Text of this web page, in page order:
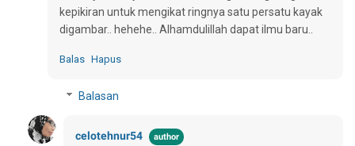
kepikiran untuk mengikat ringnya satu persatu kayak
digambar.. hehehe.. Alhamdulillah dapat ilmu baru..
Balas Hapus
Balasan
celotehnur54